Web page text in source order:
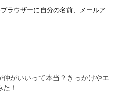
ラウザーに自分の名前、メールア
仲がいいって本当？きっかけやエ
！